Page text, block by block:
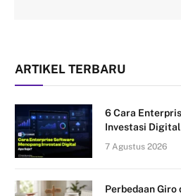
ARTIKEL TERBARU
6 Cara
Investasi Digital
7 Agustus 2026
Perbedaan Giro